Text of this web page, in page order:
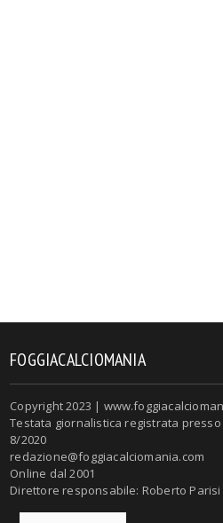
FOGGIACALCIOMANIA
Copyright 2023 |
Testata giornalistica registrata presso
8/2020
redazione@foggiacalciomania.com
Online dal 2001
Direttore responsabile: Roberto Parisi